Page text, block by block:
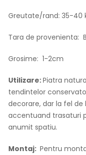
Greutate/rand: 35-40
Tara de provenienta:
Grosime: 1-2cm
Utilizare:Piatra
tendintelor
decorare, dar la fel
accentuand trasaturi
anumit spatiu.
Montaj: Pentru